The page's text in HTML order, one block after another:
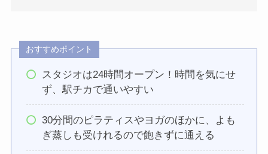
おすすめポイント
スタジオは24時間オープン！時間を気にせ
ず、駅チカで通いやすい
30分間のピラティスやヨガのほかに、よも
ぎ蒸しも受けれるので飽きずに通える